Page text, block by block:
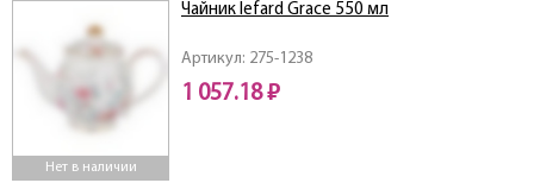
Нет в наличии
Артикул: 275-1238
Чайник lefard Grace 550 мл
1 057.18 ₽